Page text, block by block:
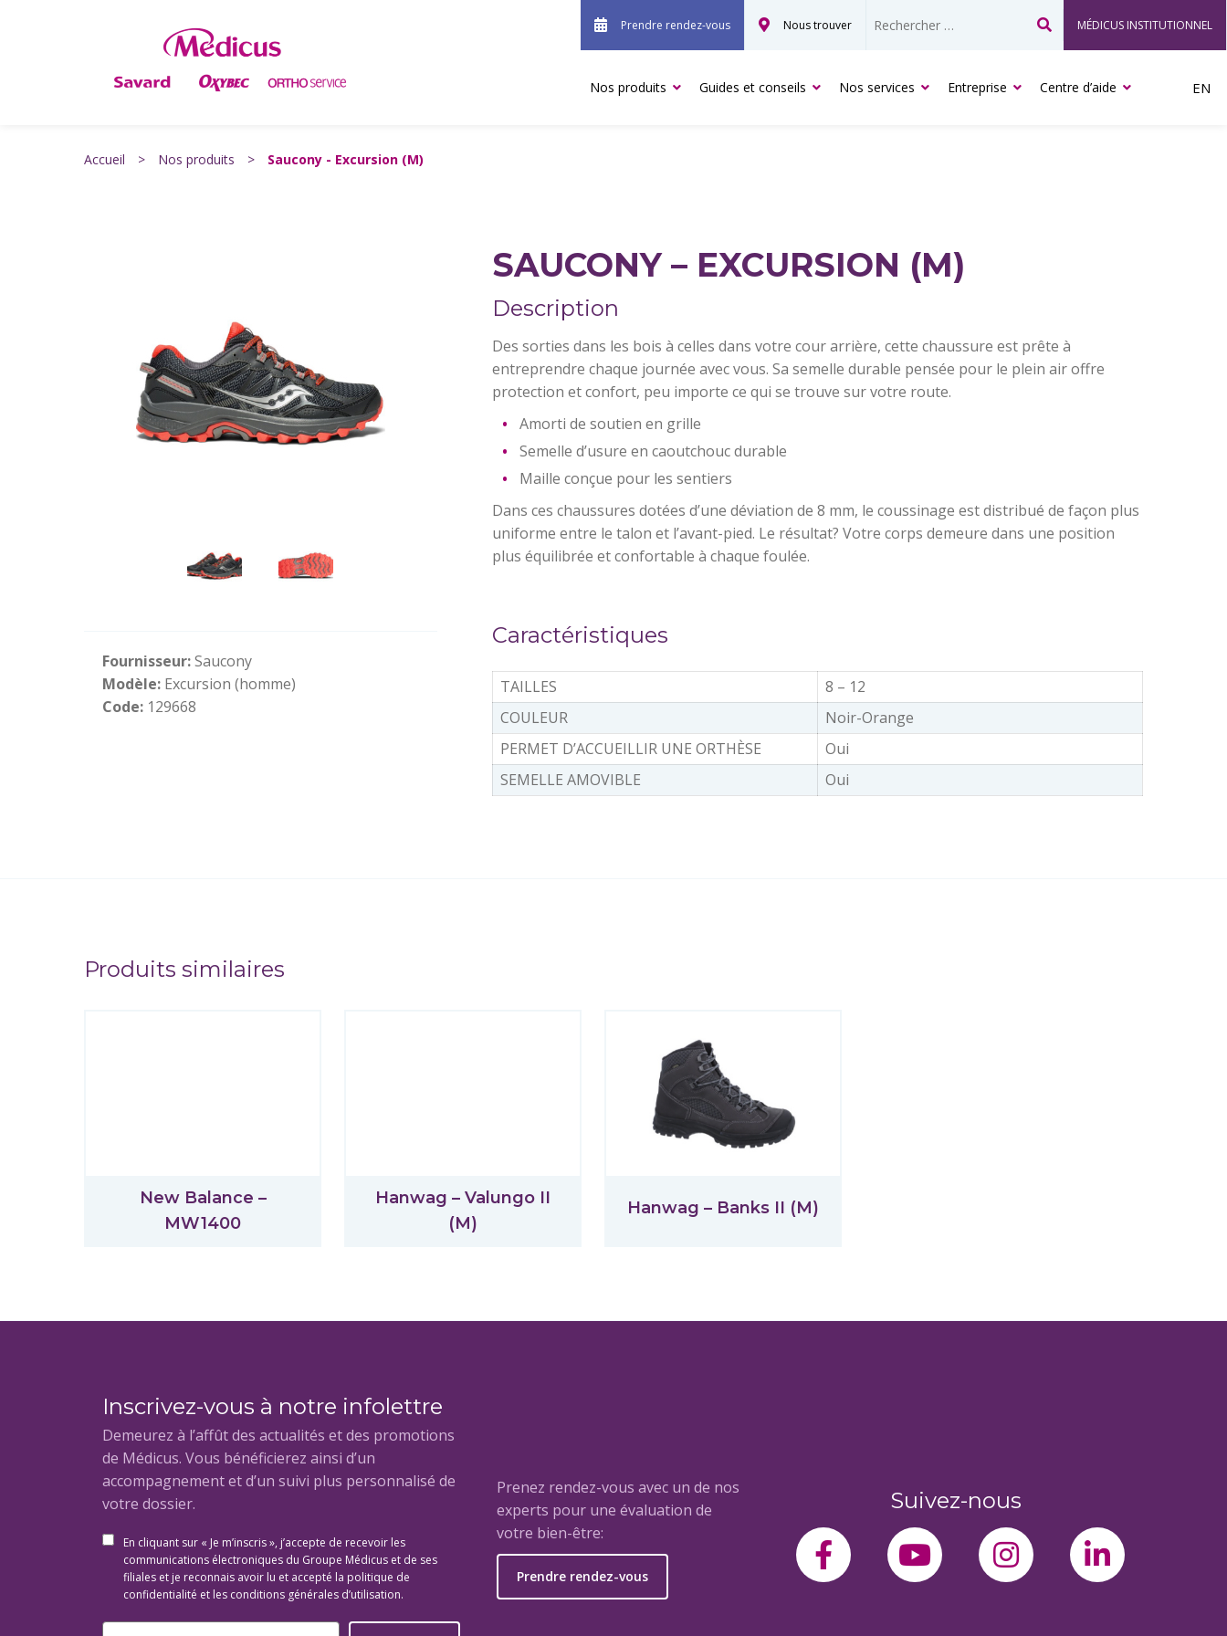
Prendre rendez-vous Nous trouver
Recherche
MÉDICUS INSTITUTIONNEL
Nos produits Guides et conseils Nos services Entreprise Centre d’aide EN
Accueil > Nos produits > Saucony - Excursion (M)
Fournisseur:Saucony
Modèle: Excursion (homme)
Code: 129668
SAUCONY – EXCURSION (M)
Description
Des sorties dans les bois à celles dans votre cour arrière, cette chaussure est prête à
entreprendre chaque journée avec vous. Sa semelle durable pensée pour le plein air offre
protection et confort, peu importe ce qui se trouve sur votre route.
Amorti de soutien en grille
Semelle d’usure en caoutchouc durable
Maille conçue pour les sentiers
Dans ces chaussures dotées d’une déviation de 8 mm, le coussinage est distribué de façon plus
uniforme entre le talon et l’avant-pied. Le résultat? Votre corps demeure dans une position
plus équilibrée et confortable à chaque foulée.
Caractéristiques
TAILLES
8 – 12
COULEUR
Noir-Orange
PERMET D’ACCUEILLIR UNE ORTHÈSE
Oui
SEMELLE AMOVIBLE
Oui
Produits similaires
New Balance –
MW1400
Hanwag – Valungo II
(M)
Hanwag – Banks II (M)
Inscrivez-vous à notre infolettre
Demeurez à l’affût des actualités et des promotions
de Médicus. Vous bénéficierez ainsi d’un
accompagnement et d’un suivi plus personnalisé de
votre dossier.
En cliquant sur « Je m’inscris », j’accepte de recevoir les
communications électroniques du Groupe Médicus et de ses
filiales et je reconnais avoir lu et accepté la politique de
confidentialité et les conditions générales d’utilisation.
Prenez rendez-vous avec un de nos
experts pour une évaluation de
votre bien-être:
Prendre rendez-vous
Suivez-nous
facebook-fyoutubeinstagramlinkedin-